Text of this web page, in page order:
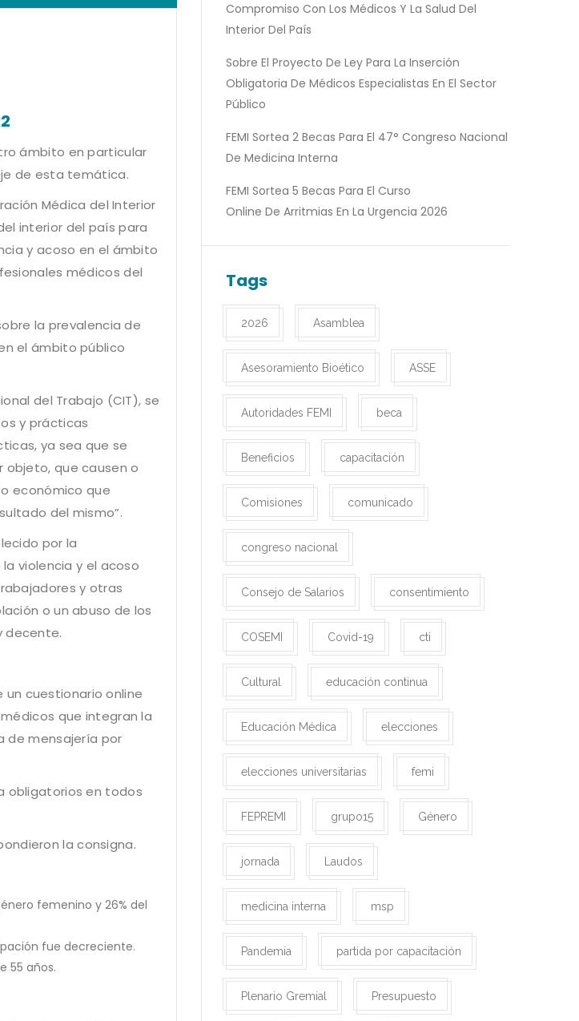
ámbito en particular
de esta temática.
Médica del Interior
interior del país para
y acoso en el ámbito
médicos del
la prevalencia de
el ámbito público
del Trabajo (CIT), se
y prácticas
ya sea que se
objeto, que causen o
económico que
del mismo”.
por la
violencia y el acoso
y otras
o un abuso de los
decente.
un cuestionario online
que integran la
de mensajería por
obligatorios en todos
la consigna.
femenino y 26% del
fue decreciente.
55 años.
Compromiso Con Los Médicos Y La Salud Del
Interior Del País
Sobre El Proyecto De Ley Para La Inserción
Obligatoria De Médicos Especialistas En El Sector
Público
FEMI Sortea 2 Becas Para El 47° Congreso Nacional
De Medicina Interna
FEMI Sortea 5 Becas Para El Curso
Online De Arritmias En La Urgencia 2026
Tags
2026 Asamblea
Asesoramiento Bioético ASSE
Autoridades FEMI beca
Beneficios capacitación
Comisiones comunicado
congreso nacional
Consejo de Salarios consentimiento
COSEMI Covid-19 cti
Cultural educación continua
Educación Médica elecciones
elecciones universitarias femi
FEPREMI grupo15 Género
jornada Laudos
medicina interna msp
Pandemia partida por capacitación
Plenario Gremial Presupuesto